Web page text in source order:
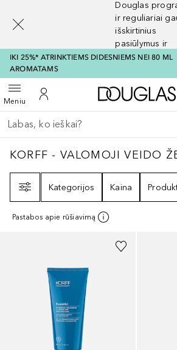
Douglas
ir reguliariai
išskirtinius
pasiūlymus ir
nuolaidas
IKI 25%* ATRINKTIEMS DIDESNIEMS NEI 80 ML
AROMATAMS
MeniuAtidaryti meniuĮ mano paskyrą
Grįžk atgal
Vykdykite paiešką
KORFF - VALOMOJI VEIDO
KORFF - VALOMOJI VEIDO
Kategorijos
Kaina
Pastabos apie rūšiavimą
[navigation.slideout.screenreader]